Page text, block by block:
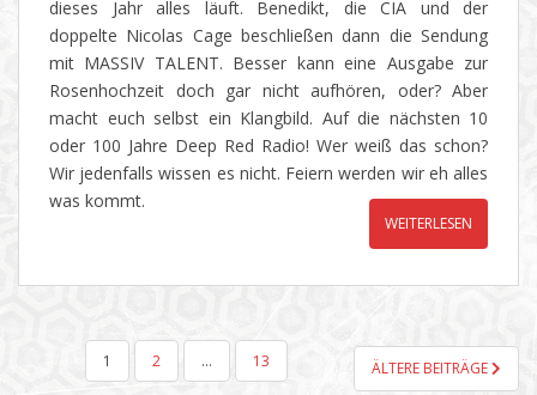
dieses Jahr alles läuft. Benedikt, die CIA und der
doppelte Nicolas Cage beschließen dann die Sendung
mit MASSIV TALENT. Besser kann eine Ausgabe zur
Rosenhochzeit doch gar nicht aufhören, oder? Aber
macht euch selbst ein Klangbild. Auf die nächsten 10
oder 100 Jahre Deep Red Radio! Wer weiß das schon?
Wir jedenfalls wissen es nicht. Feiern werden wir eh alles
was kommt.
WEITERLESEN
SEITENNUMMERIERUNG
1 2 … 13 ÄLTERE BEITRÄGE